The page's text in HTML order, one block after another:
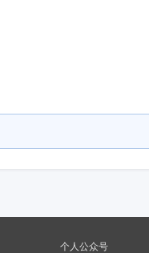
个人公众号